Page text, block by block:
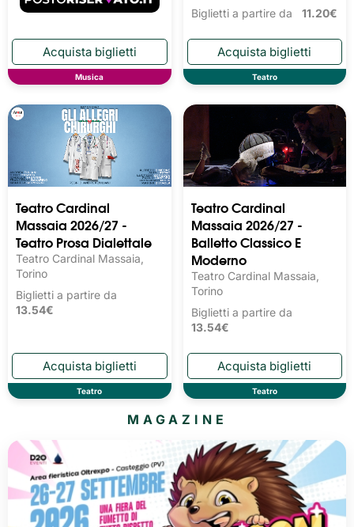
Musica
Biglietti a partire da 11.20€
Teatro
Teatro Cardinal
Massaia 2026/27 -
Teatro Prosa Dialettale
Teatro Cardinal Massaia,
Torino
Biglietti a partire da
13.54€
Teatro
Teatro Cardinal
Massaia 2026/27 -
Balletto Classico E
Moderno
Teatro Cardinal Massaia,
Torino
Biglietti a partire da
13.54€
Teatro
MAGAZINE